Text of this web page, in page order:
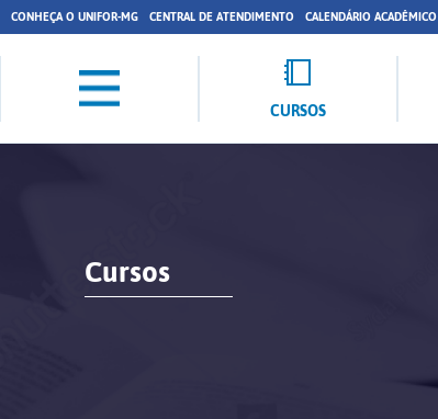
CONHEÇA O UNIFOR-MG CENTRAL DE ATENDIMENTO CALENDÁRIO ACADÊMICO
CURSOS
Cursos